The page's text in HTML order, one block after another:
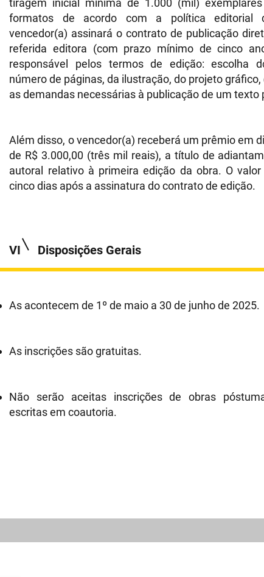
tiragem inicial mínima de 1.000 (mil)
formatos de acordo com a política editorial
vencedor(a) assinará o contrato de publicação
referida editora (com prazo mínimo de cinco
responsável pelos termos de edição: escolha
número de páginas, da ilustração, do projeto
as demandas necessárias à publicação de um texto
Além disso, o vencedor(a) receberá um prêmio em
de R$ 3.000,00 (três mil reais), a título de
autoral relativo à primeira edição da obra. O
cinco dias após a assinatura do contrato de edição.
VI Disposições Gerais
As acontecem de 1º de maio a 30 de junho de 2025.
As inscrições são gratuitas.
Não serão aceitas inscrições de obras
escritas em coautoria.